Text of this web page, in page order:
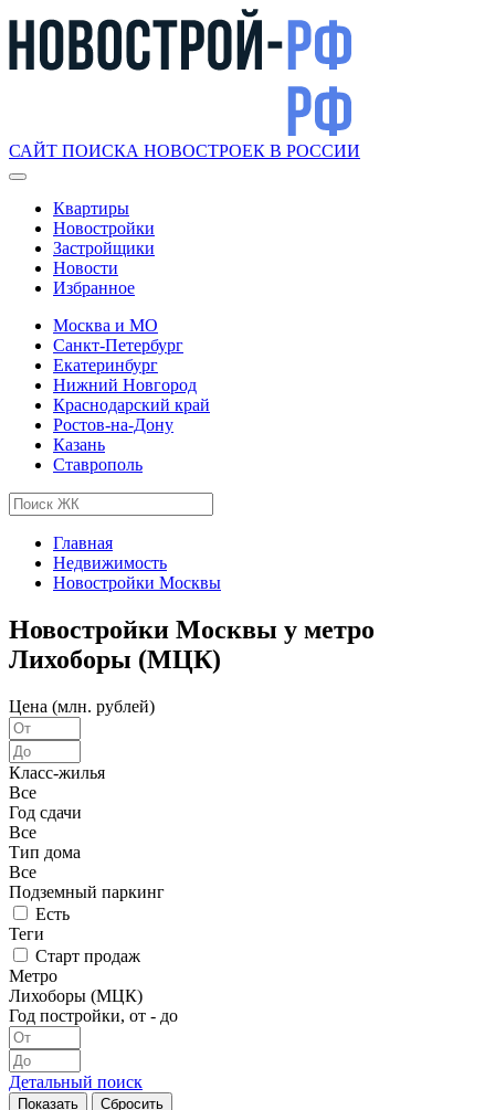
САЙТ ПОИСКА НОВОСТРОЕК В РОССИИ
Квартиры
Новостройки
Застройщики
Новости
Избранное
Москва и МО
Санкт-Петербург
Екатеринбург
Нижний Новгород
Краснодарский край
Ростов-на-Дону
Казань
Ставрополь
Главная
Недвижимость
Новостройки Москвы
Новостройки Москвы у метро
Лихоборы (МЦК)
Цена (млн. рублей)
Класс-жилья
Все
Год сдачи
Все
Тип дома
Все
Подземный паркинг
Есть
Теги
Старт продаж
Метро
Лихоборы (МЦК)
Год постройки, от - до
Детальный поиск